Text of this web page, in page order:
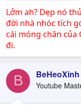
Lởm ah? Dẹp nó
đời nhà nhóc tích
cái móng chân của
đi.
B BeHeoXinh
Youtube